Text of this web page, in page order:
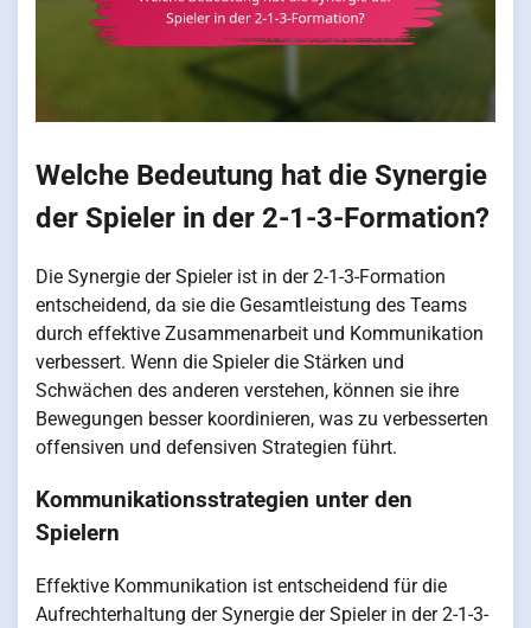
Welche Bedeutung hat die Synergie
der Spieler in der 2-1-3-Formation?
Die Synergie der Spieler ist in der 2-1-3-Formation
entscheidend, da sie die Gesamtleistung des Teams
durch effektive Zusammenarbeit und Kommunikation
verbessert. Wenn die Spieler die Stärken und
Schwächen des anderen verstehen, können sie ihre
Bewegungen besser koordinieren, was zu verbesserten
offensiven und defensiven Strategien führt.
Kommunikationsstrategien unter den
Spielern
Effektive Kommunikation ist entscheidend für die
Aufrechterhaltung der Synergie der Spieler in der 2-1-3-